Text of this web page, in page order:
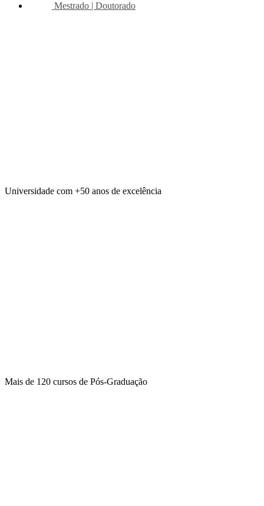
Mestrado | Doutorado
Universidade com +50 anos de excelência
Mais de 120 cursos de Pós-Graduação